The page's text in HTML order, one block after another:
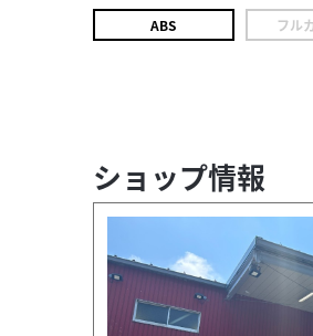
ABS フル
ショップ情報